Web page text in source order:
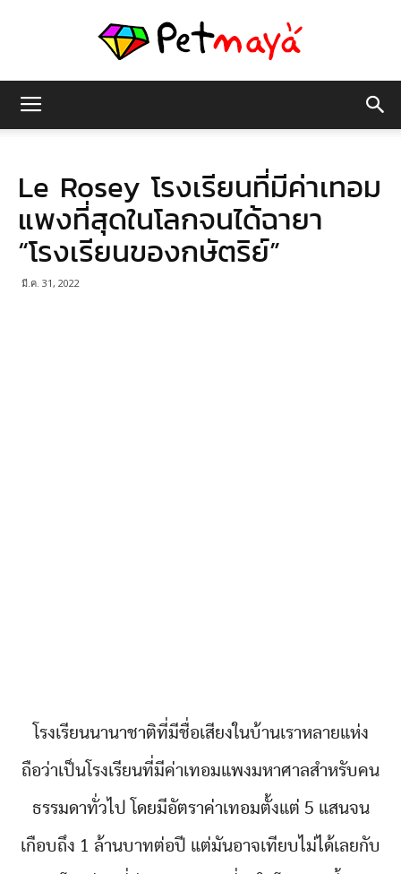
มายา
Le Rosey โรงเรียนที่มีค่าเทอม
แพงที่สุดในโลกจนได้ฉายา
“โรงเรียนของกษัตริย์”
มี.ค. 31, 2022
โรงเรียนนานาชาติที่มีชื่อเสียงในบ้านเราหลายแห่ง
ถือว่าเป็นโรงเรียนที่มีค่าเทอมแพงมหาศาลสำหรับคน
ธรรมดาทั่วไป โดยมีอัตราค่าเทอมตั้งแต่ 5 แสนจน
เกือบถึง 1 ล้านบาทต่อปี แต่มันอาจเทียบไม่ได้เลยกับ